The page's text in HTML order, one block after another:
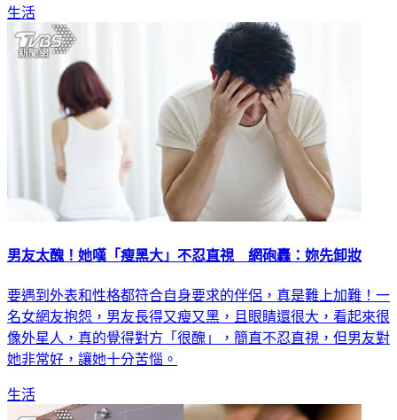
生活
男友太醜！她嘆「瘦黑大」不忍直視 網砲轟：妳先卸妝
要遇到外表和性格都符合自身要求的伴侶，真是難上加難！一
名女網友抱怨，男友長得又瘦又黑，且眼睛還很大，看起來很
像外星人，真的覺得對方「很醜」，簡直不忍直視，但男友對
她非常好，讓她十分苦惱。
生活